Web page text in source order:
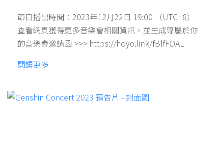
節目播出時間：2023年12月22日 19:00 （UTC+8）
查看網頁獲得更多音樂會相關資訊，並生成專屬於你
的音樂會邀請函 >>> https://hoyo.link/fBlfFOAL
閱讀更多